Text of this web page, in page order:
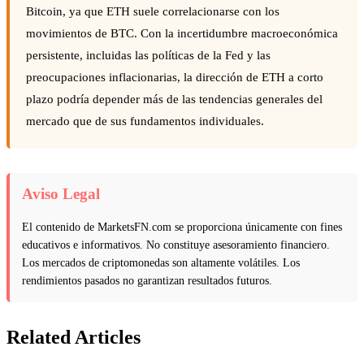
Bitcoin, ya que ETH suele correlacionarse con los
movimientos de BTC. Con la incertidumbre macroeconómica
persistente, incluidas las políticas de la Fed y las
preocupaciones inflacionarias, la dirección de ETH a corto
plazo podría depender más de las tendencias generales del
mercado que de sus fundamentos individuales.
Aviso Legal
El contenido de MarketsFN.com se proporciona únicamente con fines
educativos e informativos. No constituye asesoramiento financiero.
Los mercados de criptomonedas son altamente volátiles. Los
rendimientos pasados no garantizan resultados futuros.
Related Articles